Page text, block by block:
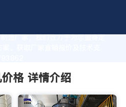
造厂家，我们致力于为您量身定
。获取厂家直销报价及技术支
格 详情介绍